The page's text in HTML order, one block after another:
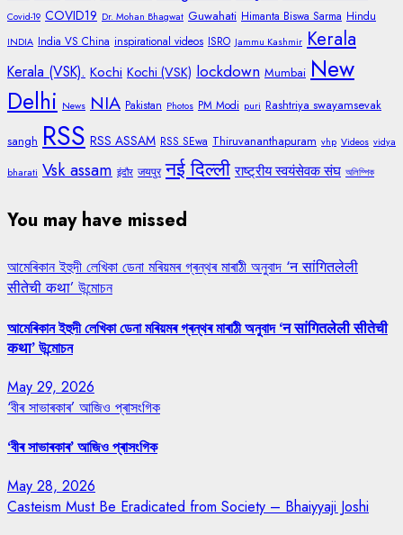
Covid-19 COVID19 Dr. Mohan Bhagwat Guwahati Himanta Biswa Sarma Hindu
INDIA India VS China inspirational videos ISRO Jammu Kashmir Kerala
Kerala (VSK). Kochi Kochi (VSK) lockdown Mumbai New
Delhi News NIA Pakistan Photos PM Modi puri Rashtriya swayamsevak
sangh RSS RSS ASSAM RSS SEwa Thiruvananthapuram vhp Videos vidya
bharati Vsk assam इंदौर जयपुर नई दिल्ली राष्ट्रीय स्वयंसेवक संघ অলিম্পিক
You may have missed
আমেৰিকান ইহুদী লেখিকা ডেনা মৰিয়মৰ গ্ৰন্থৰ মাৰাঠী অনুবাদ ‘न सांगितलेली
सीतेची कथा’ উন্মোচন
আমেৰিকান ইহুদী লেখিকা ডেনা মৰিয়মৰ গ্ৰন্থৰ মাৰাঠী অনুবাদ ‘न सांगितलेली सीतेची
कथा’ উন্মোচন
May 29, 2026
‘বীৰ সাভাৰকাৰ’ আজিও প্ৰাসংগিক
‘বীৰ সাভাৰকাৰ’ আজিও প্ৰাসংগিক
May 28, 2026
Casteism Must Be Eradicated from Society – Bhaiyyaji Joshi